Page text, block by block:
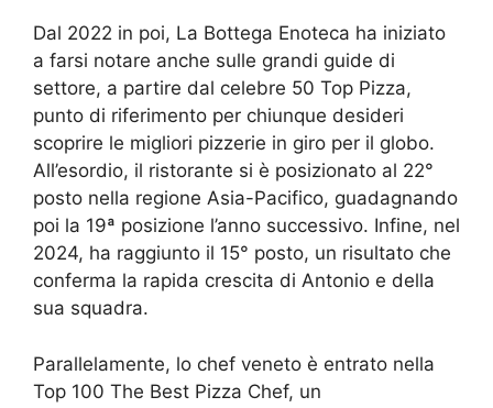
Dal 2022 in poi, La Bottega Enoteca ha iniziato
a farsi notare anche sulle grandi guide di
settore, a partire dal celebre 50 Top Pizza,
punto di riferimento per chiunque desideri
scoprire le migliori pizzerie in giro per il globo.
All’esordio, il ristorante si è posizionato al 22°
posto nella regione Asia-Pacifico, guadagnando
poi la 19ª posizione l’anno successivo. Infine, nel
2024, ha raggiunto il 15° posto, un risultato che
conferma la rapida crescita di Antonio e della
sua squadra.
Parallelamente, lo chef veneto è entrato nella
Top 100 The Best Pizza Chef, un